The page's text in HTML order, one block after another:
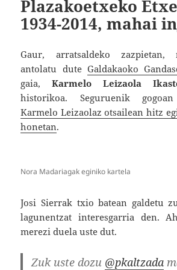
Plazakoetxeko
1934-2014, mahai
Gaur, arratsaldeko zazpietan,
antolatu dute Galdakaoko
gaia,Karmelo Leizaola
historikoa. Seguruenik
Karmelo Leizaolaz otsailean hitz
honetan.
Nora Madariagak eginiko kartela
Josi Sierrak txio batean galdetu
lagunentzat interesgarria den.
merezi duela uste dut.
Zuk uste dozu @pkaltzada